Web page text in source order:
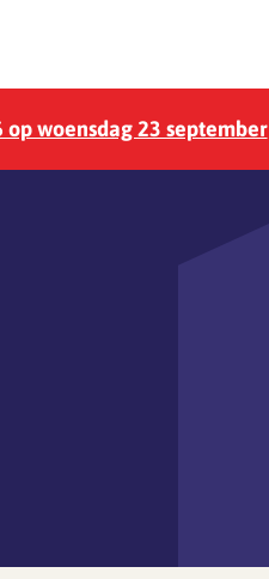
woensdag 23 september